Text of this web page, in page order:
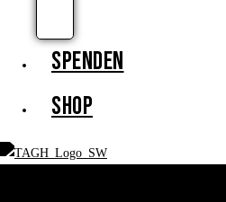
SPENDEN
SHOP